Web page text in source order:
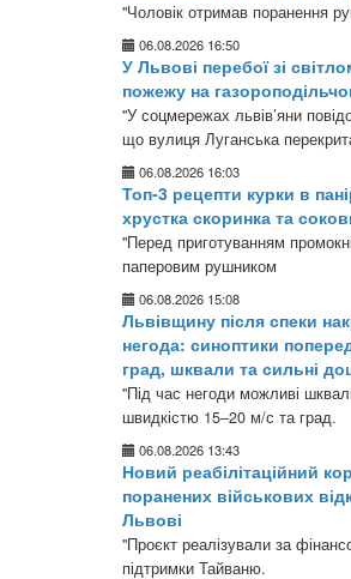
"Чоловік отримав поранення
06.08.2026 16:50
У Львові перебої зі
пожежу на
"У соцмережах львів’яни
що вулиця Луганська
06.08.2026 16:03
Топ-3 рецепти курки в
хрустка скоринка та
"Перед приготуванням
паперовим рушником
06.08.2026 15:08
Львівщину після спеки
негода: синоптики
град, шквали та сильні
"Під час негоди можливі
швидкістю 15–20 м/с та град.
06.08.2026 13:43
Новий реабілітаційний
поранених військових
Львові
"Проєкт реалізували за
підтримки Тайваню.